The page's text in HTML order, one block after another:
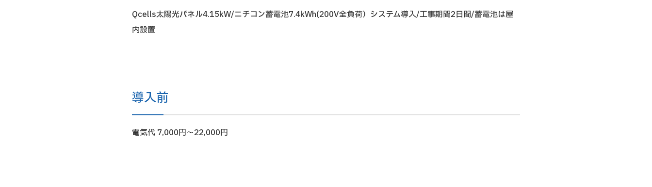
Qcells太陽光パネル4.15kW/ニチコン蓄電池7.4kWh(200V全負荷）システム導入/工事期間2日間/蓄電池は屋
内設置
導入前
電気代 7,000円～22,000円